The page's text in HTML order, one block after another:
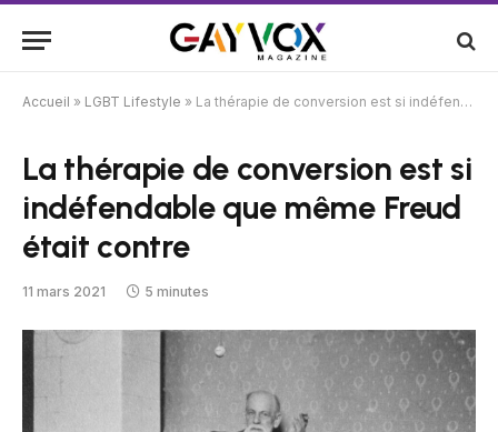
Accueil » LGBT Lifestyle » La thérapie de conversion est si indéfendable que même Freud était contre
La thérapie de conversion est si
indéfendable que même Freud
était contre
11 mars 2021 5 minutes